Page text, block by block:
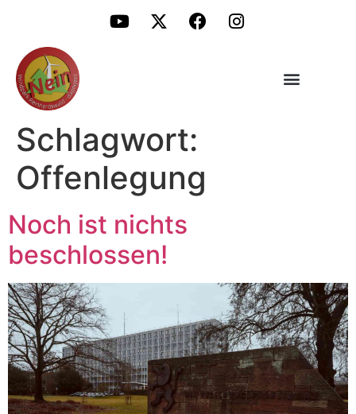
Schlagwort:
Offenlegung
Noch ist nichts
beschlossen!